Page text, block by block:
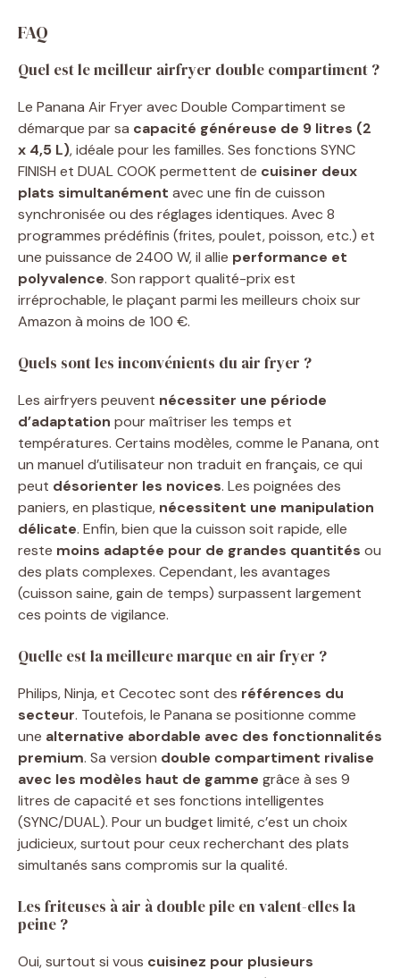
FAQ
Quel est le meilleur airfryer double compartiment ?
Le Panana Air Fryer avec Double Compartiment se
démarque par sa capacité généreuse de 9 litres (2
x 4,5 L), idéale pour les familles. Ses fonctions SYNC
FINISH et DUAL COOK permettent de cuisiner deux
plats simultanément avec une fin de cuisson
synchronisée ou des réglages identiques. Avec 8
programmes prédéfinis (frites, poulet, poisson, etc.) et
une puissance de 2400 W, il allie performance et
polyvalence. Son rapport qualité-prix est
irréprochable, le plaçant parmi les meilleurs choix sur
Amazon à moins de 100 €.
Quels sont les inconvénients du air fryer ?
Les airfryers peuvent nécessiter une période
d’adaptation pour maîtriser les temps et
températures. Certains modèles, comme le Panana, ont
un manuel d’utilisateur non traduit en français, ce qui
peut désorienter les novices. Les poignées des
paniers, en plastique, nécessitent une manipulation
délicate. Enfin, bien que la cuisson soit rapide, elle
reste moins adaptée pour de grandes quantités ou
des plats complexes. Cependant, les avantages
(cuisson saine, gain de temps) surpassent largement
ces points de vigilance.
Quelle est la meilleure marque en air fryer ?
Philips, Ninja, et Cecotec sont des références du
secteur. Toutefois, le Panana se positionne comme
une alternative abordable avec des fonctionnalités
premium. Sa version double compartiment rivalise
avec les modèles haut de gamme grâce à ses 9
litres de capacité et ses fonctions intelligentes
(SYNC/DUAL). Pour un budget limité, c’est un choix
judicieux, surtout pour ceux recherchant des plats
simultanés sans compromis sur la qualité.
Les friteuses à air à double pile en valent-elles la
peine ?
Oui, surtout si vous cuisinez pour plusieurs